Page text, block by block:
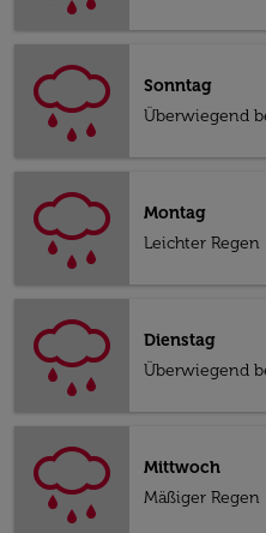
Sonntag
Überwiegend
Montag
Leichter Regen
Dienstag
Überwiegend
Mittwoch
Mäßiger Regen